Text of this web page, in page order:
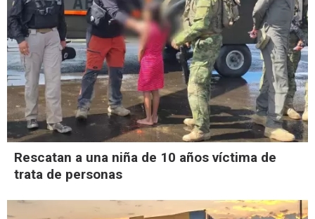
Rescatan a una niña de 10 años víctima de
trata de personas